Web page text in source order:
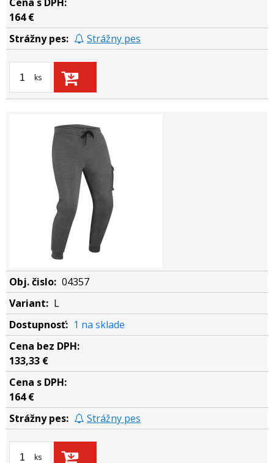
164 €
Strážny pes
ks
04357
L
1 na sklade
133,33 €
164 €
Strážny pes
ks